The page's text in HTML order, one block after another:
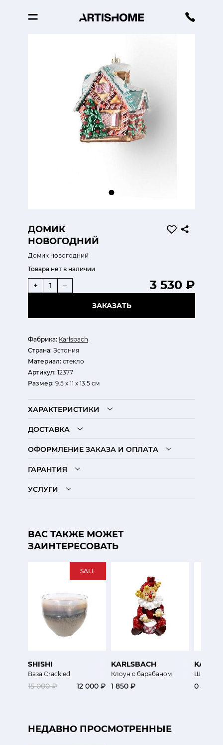
ДОМИК
НОВОГОДНИЙ
Домик новогодний
Фабрика: Кarlsbach
Страна: Эстония
Материал: стекло
Артикул: 12377
Размер: 9.5 х 11 х 13.5 см
Товара нет в наличии
3 530 ₽
+ –
ЗАКАЗАТЬ
ХАРАКТЕРИСТИКИ
ДОСТАВКА
ОФОРМЛЕНИЕ ЗАКАЗА И ОПЛАТА
ГАРАНТИЯ
УСЛУГИ
ВАС ТАКЖЕ МОЖЕТ
ЗАИНТЕРЕСОВАТЬ
SALE
SHISHI
Ваза Crackled
15 000 ₽ 12 000 ₽
KARLSBACH
Клоун с барабаном
1 850 ₽
Шар
0 ₽
НЕДАВНО ПРОСМОТРЕННЫЕ